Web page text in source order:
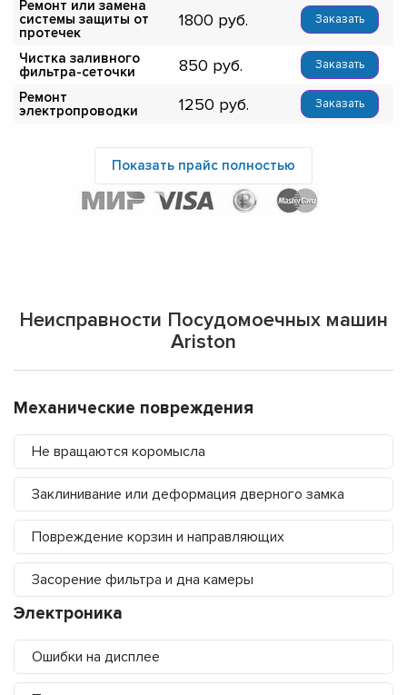
Ремонт или замена
системы защиты от
протечек
1800 Заказать
Чистка заливного
фильтра-сеточки
850 Заказать
Ремонт
электропроводки
1250 Заказать
Показать прайс полностью
Неисправности Посудомоечных машин
Ariston
Механические повреждения
Не вращаются коромысла
Заклинивание или деформация дверного замка
Повреждение корзин и направляющих
Засорение фильтра и дна камеры
Электроника
Ошибки на дисплее